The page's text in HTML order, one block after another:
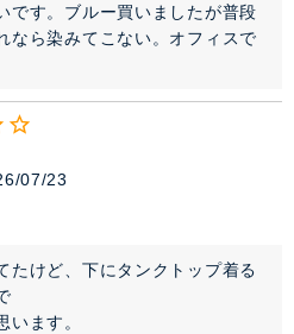
です。ブルー買いましたが普段
なら染みてこない。オフィスで
07/23
たけど、下にタンクトップ着る
います。